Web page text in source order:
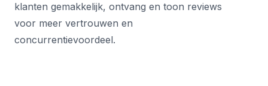
klanten gemakkelijk, ontvang en toon reviews
voor meer vertrouwen en
concurrentievoordeel.